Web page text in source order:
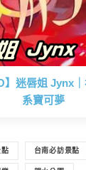
】迷唇姐 Jynx
系寶可夢
點 台南必訪景點